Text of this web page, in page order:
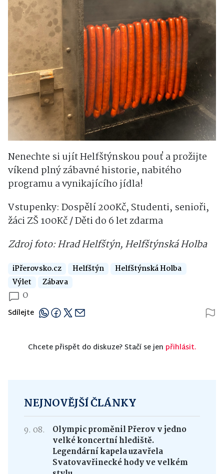
Nenechte si ujít Helfštýnskou pouť a prožijte
víkend plný zábavné historie, nabitého
programu a vynikajícího jídla!
Vstupenky: Dospělí 200Kč, Studenti, senioři,
žáci ZŠ 100Kč / Děti do 6 let zdarma
Zdroj foto: Hrad Helfštýn, Helfštýnská Holba
iPřerovsko.cz Helfštýn
Helfštýnská Holba
Výlet
Zábava
0
Sdílejte
Chcete přispět do diskuze? Stačí se jen přihlásit.
NEJNOVĚJŠÍ ČLÁNKY
9. 08.
Olympic proměnil Přerov v jedno
velké koncertní hlediště.
Legendární kapela uzavřela
Svatovavřinecké hody ve velkém